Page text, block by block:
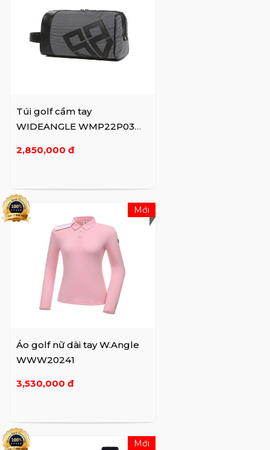
Túi golf cầm tay
WIDEANGLE WMP22P03
2,850,000 đ
Áo golf nữ dài tay W.Angle
WWW20241
3,530,000 đ
Mới
Mới